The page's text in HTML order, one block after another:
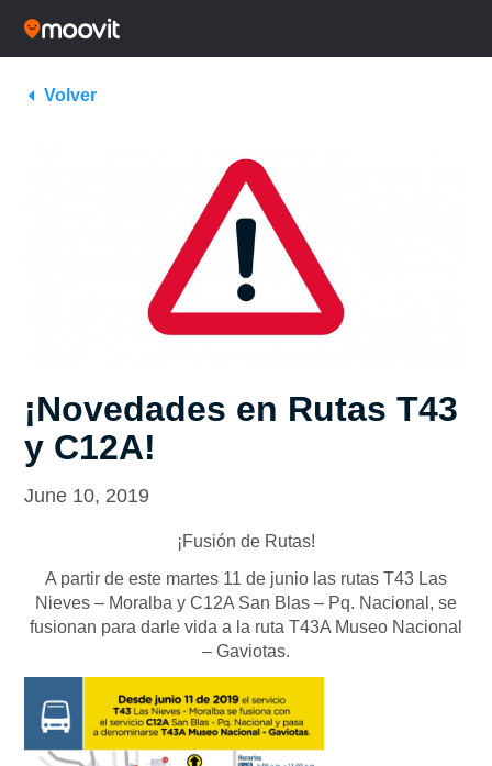
Volver
¡Novedades en Rutas T43
y C12A!
June 10, 2019
¡Fusión de Rutas!
A partir de este martes 11 de junio las rutas T43 Las
Nieves – Moralba y C12A San Blas – Pq. Nacional, se
fusionan para darle vida a la ruta T43A Museo Nacional
– Gaviotas.